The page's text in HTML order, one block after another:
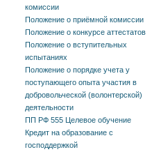
комиссии
Положение о приёмной комиссии
Положение о конкурсе аттестатов
Положение о вступительных
испытаниях
Положение о порядке учета у
поступающего опыта участия в
добровольческой (волонтерской)
деятельности
ПП РФ 555 Целевое обучение
Кредит на образование с
господдержкой